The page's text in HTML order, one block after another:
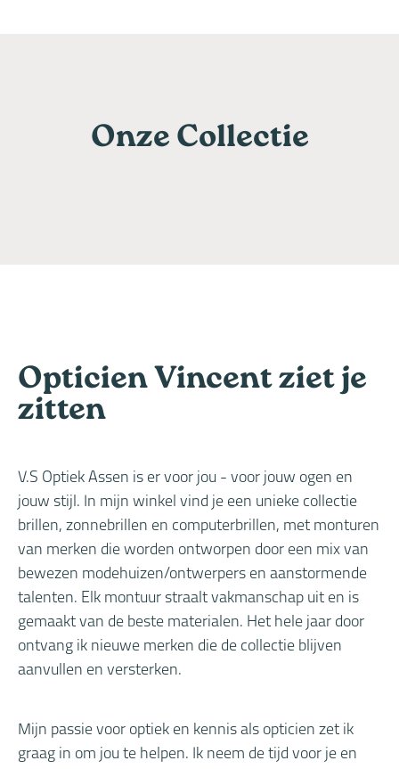
Onze Collectie
Opticien Vincent ziet je
zitten
V.S Optiek Assen is er voor jou - voor jouw ogen en
jouw stijl. In mijn winkel vind je een unieke collectie
brillen, zonnebrillen en computerbrillen, met monturen
van merken die worden ontworpen door een mix van
bewezen modehuizen/ontwerpers en aanstormende
talenten. Elk montuur straalt vakmanschap uit en is
gemaakt van de beste materialen. Het hele jaar door
ontvang ik nieuwe merken die de collectie blijven
aanvullen en versterken.
Mijn passie voor optiek en kennis als opticien zet ik
graag in om jou te helpen. Ik neem de tijd voor je en